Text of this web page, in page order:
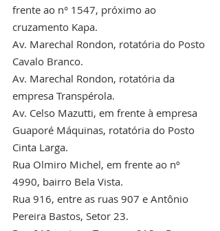
frente ao n° 1547, próximo ao
cruzamento Kapa.
Av. Marechal Rondon, rotatória do Posto
Cavalo Branco.
Av. Marechal Rondon, rotatória da
empresa Transpérola.
Av. Celso Mazutti, em frente à empresa
Guaporé Máquinas, rotatória do Posto
Cinta Larga.
Rua Olmiro Michel, em frente ao nº
4990, bairro Bela Vista.
Rua 916, entre as ruas 907 e Antônio
Pereira Bastos, Setor 23.